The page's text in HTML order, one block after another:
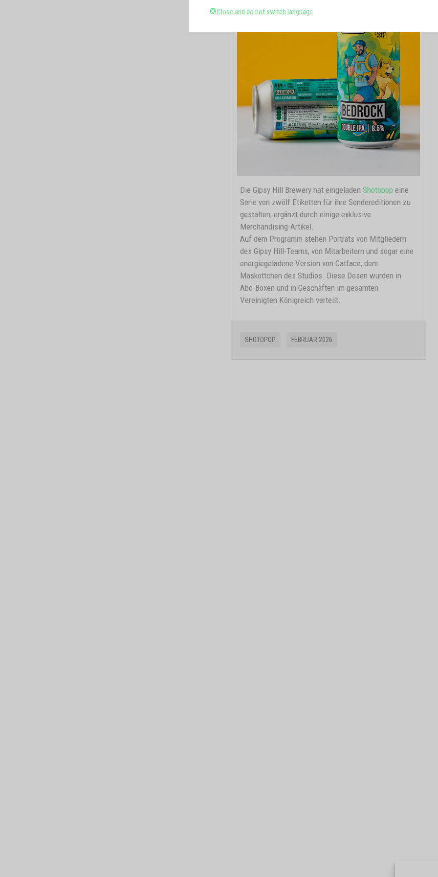
Die Gipsy Hill Brewery hat eingeladenShotopopeine
Serie von zwölf Etiketten für ihre Sondereditionen zu
gestalten, ergänzt durch einige exklusive
Merchandising-Artikel.
Auf dem Programm stehen Porträts von Mitgliedern
des Gipsy Hill-Teams, von Mitarbeitern und sogar eine
energiegeladene Version von Catface, dem
Maskottchen des Studios. Diese Dosen wurden in
Abo-Boxen und in Geschäften im gesamten
Vereinigten Königreich verteilt.
SHOTOPOP FEBRUAR 2026
Close and do not switch language